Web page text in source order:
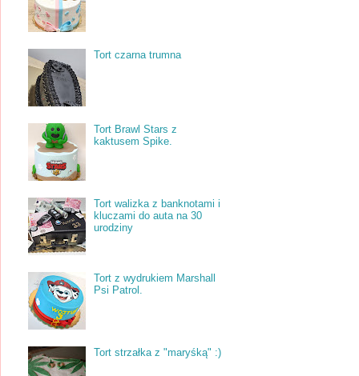
Tort czarna trumna
Tort Brawl Stars z
kaktusem Spike.
Tort walizka z banknotami i
kluczami do auta na 30
urodziny
Tort z wydrukiem Marshall
Psi Patrol.
Tort strzałka z "maryśką" :)